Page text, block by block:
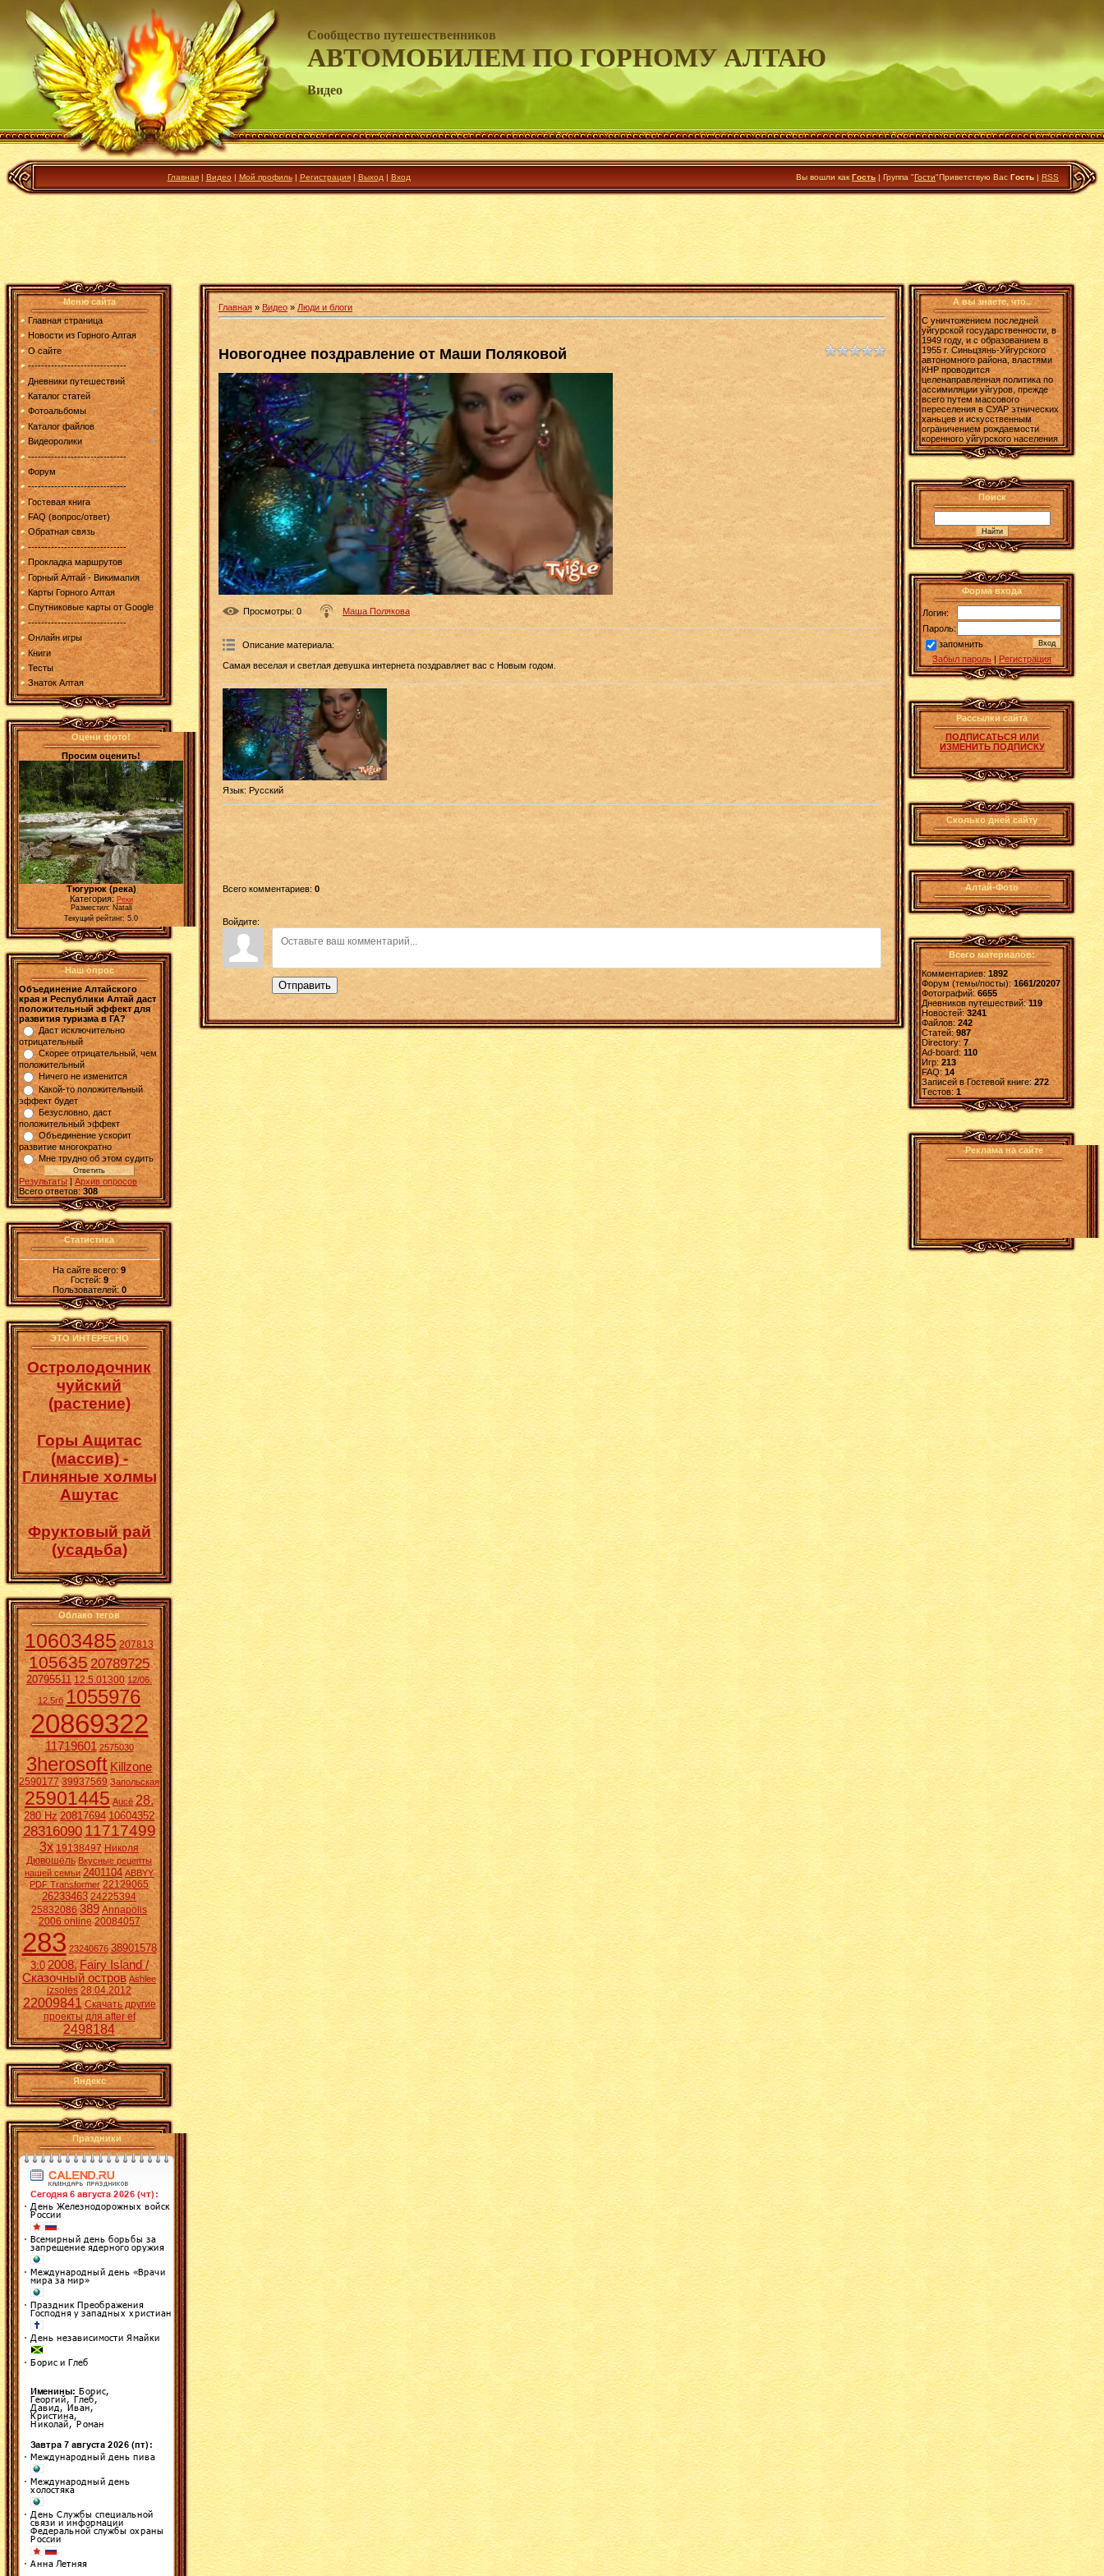
Сообщество путешественников
АВТОМОБИЛЕМ ПО ГОРНОМУ АЛТАЮ
Видео
Главная| Видео| Мой профиль| Регистрация| Выход | Вход Вы вошли как Гость | Группа "Гости"Приветствую Вас Гость | RSS
Меню сайта
Главная страница
Новости из Горного Алтая
О сайте
------------------------------
Дневники путешествий
Каталог статей
Фотоальбомы
Каталог файлов
Видеоролики
------------------------------
Форум
------------------------------
Гостевая книга
FAQ (вопрос/ответ)
Обратная связь
------------------------------
Прокладка маршрутов
Горный Алтай - Викимапия
Карты Горного Алтая
Спутниковые карты от Google
------------------------------
Онлайн игры
Книги
Тесты
Знаток Алтая
Оцени фото!
Просим оценить!
Тюгурюк (река)
Категория: Реки
Разместил: Natali
Текущий рейтинг: 5.0
Наш опрос
Объединение Алтайского
края и Республики Алтай даст
положительный эффект для
развития туризма в ГА?
Даст исключительно
отрицательный
Скорее отрицательный, чем
положительный
Ничего не изменится
Какой-то положительный
эффект будет
Безусловно, даст
положительный эффект
Объединение ускорит
развитие многократно
Мне трудно об этом судить
Результаты| Архив опросов
Всего ответов: 308
Статистика
На сайте всего:9
Гостей:9
Пользователей: 0
ЭТО ИНТЕРЕСНО
Остролодочник
чуйский
(растение)
Горы Ащитас
(массив) -
Глиняные холмы
Ашутас
Фруктовый рай
(усадьба)
Облако тегов
10603485 207813
10563520789725
20795511 12.5.01300 12/06.
12.5гб 1055976
20869322
11719601 2575030
3herosoft Killzone
2590177 39937569 Запольская
25901445 Aucē 28.
280 Hz 20817694 10604352
2831609011717499
3x 19138497 Николя
Дювошель Вкусные рецепты
нашей семьи 2401104 ABBYY
PDF Transformer 22129065
26233463 24225394
25832086 389 Annapolis
2006 online 20084057
283 23240676 38901578
3:0 2008. Fairy Island /
Сказочный остров Ashlee
izsoles 28.04.2012
22009841 Скачать другие
проекты для after ef
2498184
Яндекс
Праздники
Главная » Видео» Люди и блоги
Новогоднее поздравление от Маши Поляковой
Просмотры: 0 Маша Полякова
Описание материала:
Самая веселая и светлая девушка интернета поздравляет вас с Новым годом.
Язык: Русский
Всего комментариев: 0
Войдите:
Отправить
А вы знаете, что..
С уничтожением последней
уйгурской государственности, в
1949 году, и с образованием в
1955 г. Синьцзянь-Уйгурского
автономного района, властями
КНР проводится
целенаправленная политика по
ассимиляции уйгуров, прежде
всего путем массового
переселения в СУАР этнических
ханьцев и искусственным
ограничением рождаемости
коренного уйгурского населения
Поиск
Форма входа
Логин:
Пароль:
запомнить
Забыл пароль | Регистрация
Рассылки сайта
ПОДПИСАТЬСЯ ИЛИ
ИЗМЕНИТЬ ПОДПИСКУ
Сколько дней сайту
Алтай-Фото
Всего материалов:
Комментариев: 1892
Форум (темы/посты):1661/20207
Фотографий:6655
Дневников путешествий:119
Новостей:3241
Файлов: 242
Статей:987
Directory: 7
Ad-board:110
Игр: 213
FAQ:14
Записей в Гостевой книге:272
Tестов: 1
Реклама на сайте